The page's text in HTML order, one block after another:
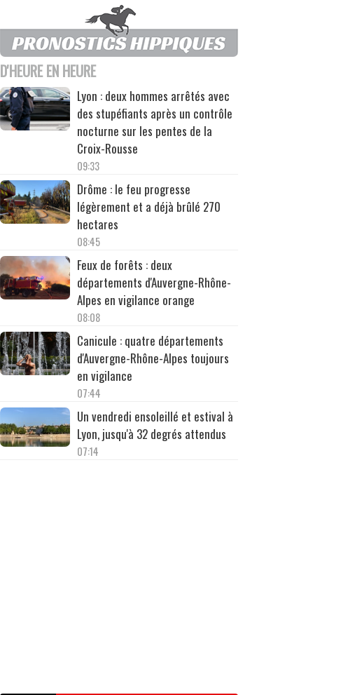
D'HEURE EN HEURE
Lyon : deux hommes arrêtés avec
des stupéfiants après un contrôle
nocturne sur les pentes de la
Croix-Rousse
09:33
Drôme : le feu progresse
légèrement et a déjà brûlé 270
hectares
08:45
Feux de forêts : deux
départements d'Auvergne-Rhône-
Alpes en vigilance orange
08:08
Canicule : quatre départements
d'Auvergne-Rhône-Alpes toujours
en vigilance
07:44
Un vendredi ensoleillé et estival à
Lyon, jusqu'à 32 degrés attendus
07:14